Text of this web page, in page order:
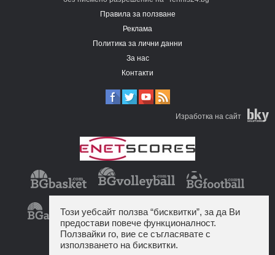
Правила за ползване
Реклама
Политика за лични данни
За нас
Контакти
Изработка на сайт
Този уебсайт ползва “бисквитки”, за да Ви
предостави повече функционалност.
Ползвайки го, вие се съгласявате с
използването на бисквитки.